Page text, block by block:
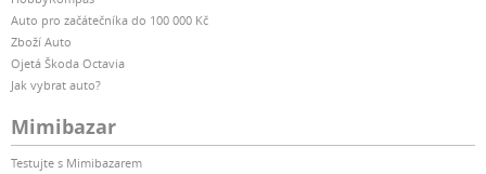
Auto pro začátečníka do 100 000 Kč
Zboží Auto
Ojetá Škoda Octavia
Jak vybrat auto?
Mimibazar
Testujte s Mimibazarem